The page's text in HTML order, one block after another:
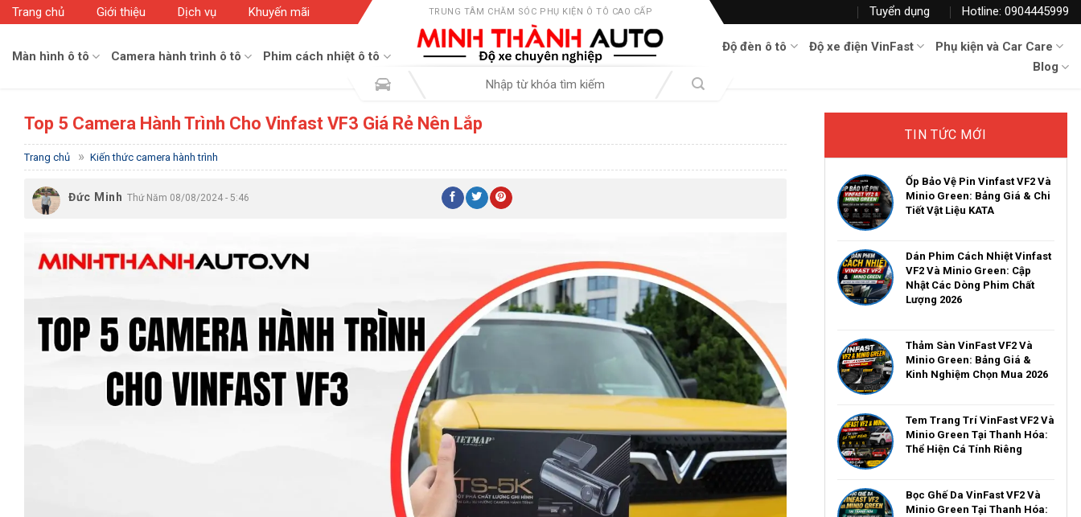
Skip
to
content
Trang chủ Giới thiệu Dịch vụ Khuyến mãi TRUNG TÂM CHĂM SÓC PHỤ KIỆN Ô TÔ CAO CẤP Tuyển dụng Hotline: 0904445999
Màn hình ô tô Camera hành trình ô tô Phim cách nhiệt ô tô
Độ đèn ô tô Độ xe điện VinFast
Phụ kiện và Car Care
Blog
Top 5 Camera Hành Trình Cho Vinfast VF3 Giá Rẻ Nên Lắp
Trang chủ » Kiến thức camera hành trình
Đức Minh Thứ Năm 08/08/2024 - 5:46
TIN TỨC MỚI
Ốp Bảo Vệ Pin Vinfast VF2 Và
Minio Green: Bảng Giá & Chi
Tiết Vật Liệu KATA
Dán Phim Cách Nhiệt Vinfast
VF2 Và Minio Green: Cập
Nhật Các Dòng Phim Chất
Lượng 2026
Thảm Sàn VinFast VF2 Và
Minio Green: Bảng Giá &
Kinh Nghiệm Chọn Mua 2026
Tem Trang Trí VinFast VF2 Và
Minio Green Tại Thanh Hóa:
Thể Hiện Cá Tính Riêng
Bọc Ghế Da VinFast VF2 Và
Minio Green Tại Thanh Hóa: